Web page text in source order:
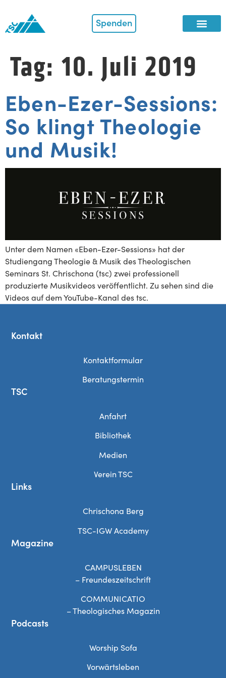
Spenden
Tag: 10. Juli 2019
Eben-Ezer-Sessions:
So klingt Theologie
und Musik!
Unter dem Namen «Eben-Ezer-Sessions» hat der
Studiengang Theologie & Musik des Theologischen
Seminars St. Chrischona (tsc) zwei professionell
produzierte Musikvideos veröffentlicht. Zu sehen sind die
Videos auf dem YouTube-Kanal des tsc.
Kontakt
Kontaktformular
Beratungstermin
TSC
Anfahrt
Bibliothek
Medien
Verein TSC
Links
Chrischona Berg
TSC-IGW Academy
Magazine
CAMPUSLEBEN
– Freundeszeitschrift
COMMUNICATIO
– Theologisches Magazin
Podcasts
Worship Sofa
Vorwärtsleben